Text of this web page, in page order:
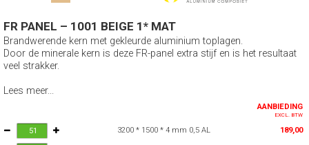
FR PANEL – 1001 BEIGE 1* MAT
Brandwerende kern met gekleurde aluminium toplagen.
Door de minerale kern is deze FR-panel extra stijf en is het resultaat
veel strakker.
Lees meer...
AANBIEDING
EXCL. BTW
3200 * 1500 * 4 mm 0,5 AL 189,00